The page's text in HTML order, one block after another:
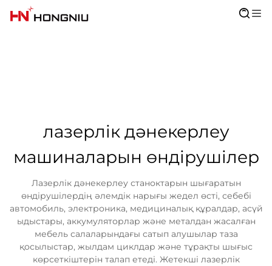
лазерлік дәнекерлеу
машиналарын өндірушілер
Лазерлік дәнекерлеу станоктарын шығаратын
өндірушілердің әлемдік нарығы жедел өсті, себебі
автомобиль, электроника, медициналық құралдар, асүй
ыдыстары, аккумуляторлар және металдан жасалған
мебель салаларындағы сатып алушылар таза
қосылыстар, жылдам циклдар және тұрақты шығыс
көрсеткіштерін талап етеді. Жетекші лазерлік